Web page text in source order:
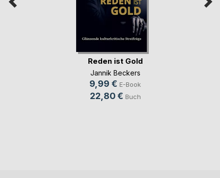
Reden ist Gold
Jannik Beckers
9,99 € E-Book
22,80 € Buch